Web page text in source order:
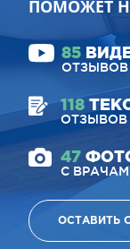
ПОМОЖЕТ
85
ОТЗЫВОВ
118
ОТЗЫВОВ
47
С
ОСТАВИТЬ